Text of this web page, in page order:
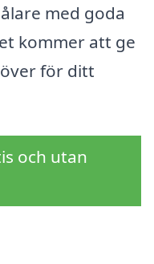
med goda
kommer att ge
för ditt
och utan